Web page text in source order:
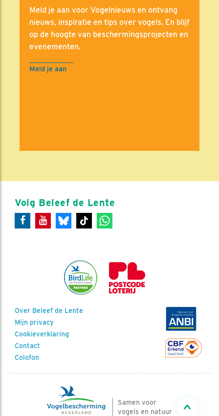
Meld je aan voor Vogelnieuws en ontvang
nieuws, inspiratie en tips over vogels. En blijf
op de hoogte van beschermingsprojecten en
evenementen.
Meld je aan
Volg Beleef de Lente
Over Beleef de Lente
Mijn privacy
Cookieverklaring
Contact
Colofon
Samen voor
vogels en natuur